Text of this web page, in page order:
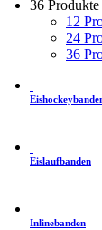
36 Produkte
12
24
36
Eislaufbanden
Inlinebanden